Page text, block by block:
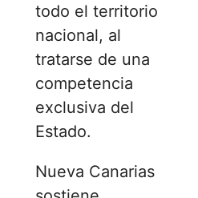
todo el territorio
nacional, al
tratarse de una
competencia
exclusiva del
Estado.
Nueva Canarias